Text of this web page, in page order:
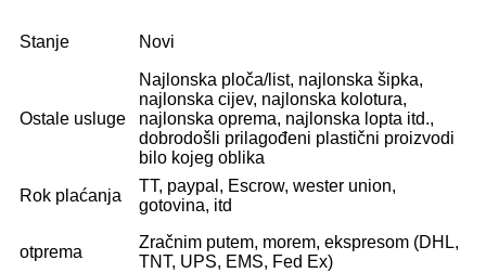
Stanje Novi
Ostale usluge
Najlonska ploča/list, najlonska šipka,
najlonska cijev, najlonska kolotura,
najlonska oprema, najlonska lopta itd.,
dobrodošli prilagođeni plastični proizvodi
bilo kojeg oblika
Rok plaćanja
TT, paypal, Escrow, wester union,
gotovina, itd
otprema
Zračnim putem, morem, ekspresom (DHL,
TNT, UPS, EMS, Fed Ex)